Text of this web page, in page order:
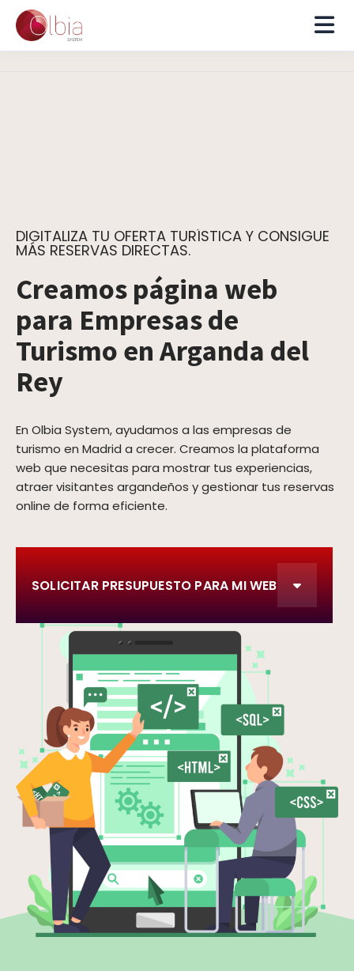
DIGITALIZA TU OFERTA TURÍSTICA Y CONSIGUE
MÁS RESERVAS DIRECTAS.
Creamos página web
para Empresas de
Turismo en Arganda del
Rey
En Olbia System, ayudamos a las empresas de
turismo en Madrid a crecer. Creamos la plataforma
web que necesitas para mostrar tus experiencias,
atraer visitantes argandeños y gestionar tus reservas
online de forma eficiente.
SOLICITAR PRESUPUESTO PARA MI WEB